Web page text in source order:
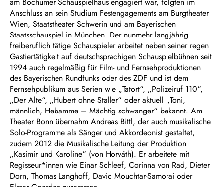
Anschluss an sein Studium Festengagements am Burgtheater
Wien, Staatstheater Schwerin und am Bayerischen
Staatsschauspiel in München. Der nunmehr langjährig
freiberuflich tätige Schauspieler arbeitet neben seiner regen
Gastiertätigkeit auf deutschsprachigen Schauspielbühnen seit
1994 auch regelmäßig für Film- und Fernsehproduktionen
des Bayerischen Rundfunks oder des ZDF und ist dem
Fernsehpublikum aus Serien wie „Tatort“, „Polizeiruf 110“,
„Der Alte“, „Hubert ohne Staller“ oder aktuell „Toni,
männlich, Hebamme – Mächtig schwanger“ bekannt. Am
Theater Bonn übernahm Andreas Bittl, der auch musikalische
Solo-Programme als Sänger und Akkordeonist gestaltet,
zudem 2012 die Musikalische Leitung der Produktion
„Kasimir und Karoline“ (von Horváth). Er arbeitete mit
Regisseur*innen wie Einar Schleef, Corinna von Rad, Dieter
Dorn, Thomas Langhoff, David Mouchtar-Samorai oder